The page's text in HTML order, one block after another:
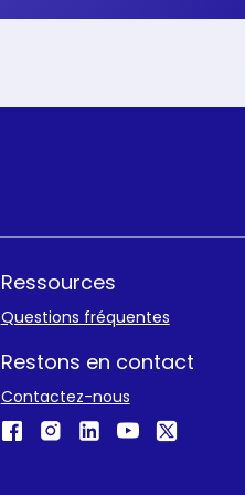
Ressources
Questions fréquentes
Restons en contact
Contactez-nous